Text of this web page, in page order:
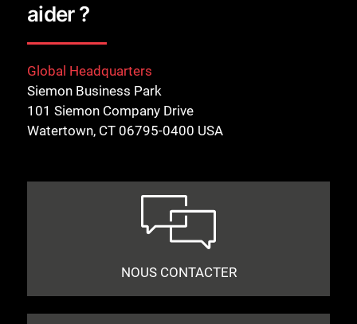
aider ?
Global Headquarters
Siemon Business Park
101 Siemon Company Drive
Watertown, CT 06795-0400 USA
NOUS CONTACTER